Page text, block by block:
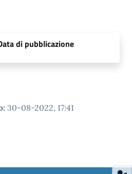
di pubblicazione
: 30-08-2022, 17:41